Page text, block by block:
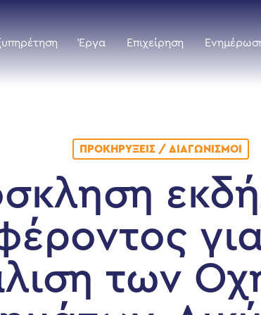
Έργα Επιχείρηση
ΠΡΟΚΗΡΎΞΕΙΣ / ΔΙΑΓΩΝΙΣΜΟΊ
των